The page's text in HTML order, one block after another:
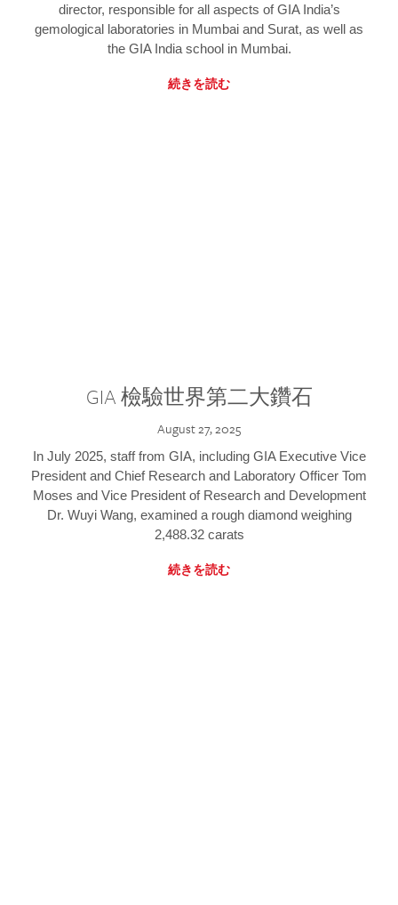
director, responsible for all aspects of GIA India’s
gemological laboratories in Mumbai and Surat, as well as
the GIA India school in Mumbai.
続きを読む
GIA 檢驗世界第二大鑽石
August 27, 2025
In July 2025, staff from GIA, including GIA Executive Vice
President and Chief Research and Laboratory Officer Tom
Moses and Vice President of Research and Development
Dr. Wuyi Wang, examined a rough diamond weighing
2,488.32 carats
続きを読む